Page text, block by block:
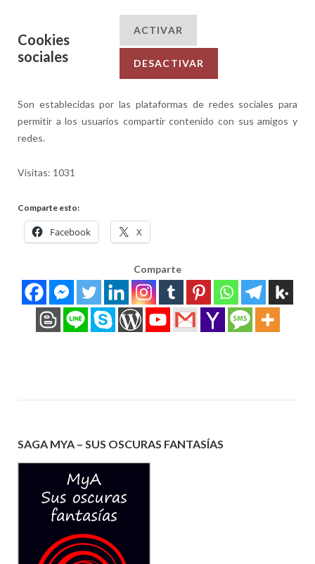
Cookies
sociales
ACTIVAR
DESACTIVAR
Son establecidas por las plataformas de redes sociales para
permitir a los usuarios compartir contenido con sus amigos y
redes.
Visitas: 1031
Comparte esto:
Facebook X
Comparte
SAGA MYA – SUS OSCURAS FANTASÍAS